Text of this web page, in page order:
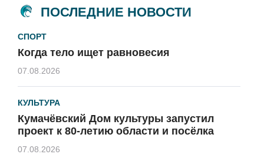
ПОСЛЕДНИЕ НОВОСТИ
СПОРТ
Когда тело ищет равновесия
07.08.2026
КУЛЬТУРА
Кумачёвский Дом культуры запустил
проект к 80-летию области и посёлка
07.08.2026